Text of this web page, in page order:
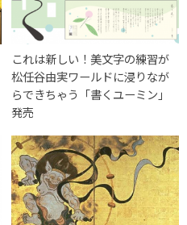
これは新しい！美文字の練習が
松任谷由実ワールドに浸りなが
らできちゃう「書くユーミン」
発売